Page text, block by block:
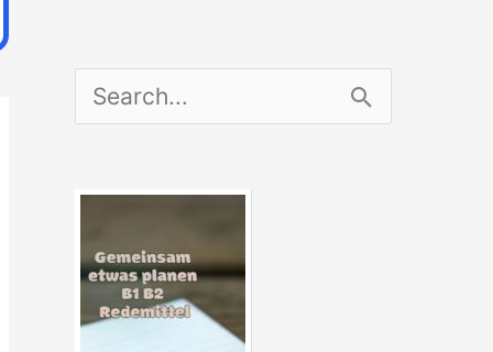
c
h